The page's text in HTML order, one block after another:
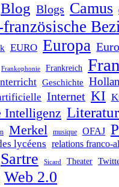
Blog Blogs Camus
EURO Europa
Frankophonie Frankreich
Geschichte
Internet KI
Intelligenz Literatur
Merkel musique OFAJ
lycéens relations franco-
Sartre Sicard Theater
Web 2.0